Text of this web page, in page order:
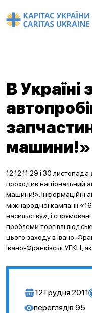
В
машини!»
12.12.11 29 і 30
проходив національний
машини!». Інформаційні
міжнародної кампанії
насильству», і
проблеми торгівлі
цього заходу в Івано-
Івано-Франківськ УГКЦ,
12 Грудня 2011
переглядів 95